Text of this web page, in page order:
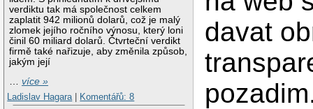
verdiktu tak má společnost celkem
zaplatit 942 milionů dolarů, což je malý
zlomek jejího ročního výnosu, který loni
činil 60 miliard dolarů. Čtvrteční verdikt
firmě také nařizuje, aby změnila způsob,
jakým její
…více »
Ladislav Hagara
Komentářů: 8
davat